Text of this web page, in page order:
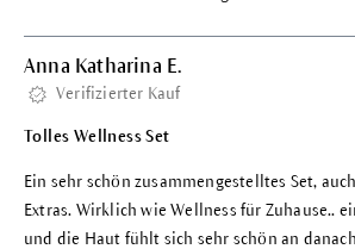
Anna Katharina E.
Verifizierter Kauf
Tolles Wellness Set
Ein sehr schön zusammengestelltes Set,
Extras. Wirklich wie Wellness für Zuhause..
und die Haut fühlt sich sehr schön an